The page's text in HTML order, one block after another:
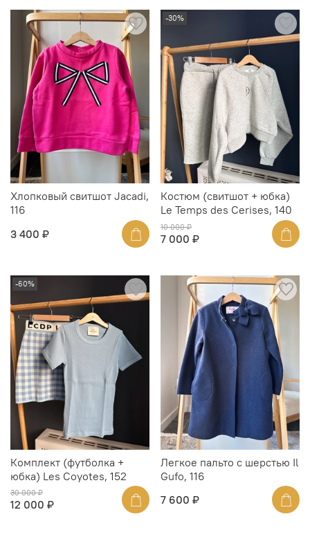
Хлопковый свитшот Jacadi,
116
3 400 ₽
-30%
Костюм (свитшот + юбка)
Le Temps des Cerises, 140
10 000 ₽
7 000 ₽
-60%
Комплект (футболка +
юбка) Les Coyotes, 152
30 000 ₽
12 000 ₽
Легкое пальто с шерстью Il
Gufo, 116
7 600 ₽